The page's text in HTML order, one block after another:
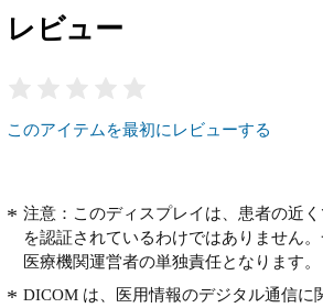
レビュー
このアイテムを最初にレビューする
注意：このディスプレイは、患者の近
を認証されているわけではありません。
医療機関運営者の単独責任となります。
DICOM は、医用情報のデジタル通信に